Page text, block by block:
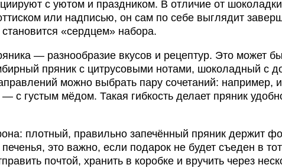
с уютом и праздником. В отличие от
или надписью, он сам по себе выглядит
«сердцем» набора.
— разнообразие вкусов и рецептур. Это может
пряник с цитрусовыми нотами, шоколадный с
можно выбрать пару сочетаний:
с густым мёдом. Такая гибкость делает пряник
плотный, правильно запечённый пряник держит
это важно, если подарок не будет съеден в
почтой, хранить в коробке и вручить через